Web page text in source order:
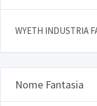
WYETH INDUSTRIA
Nome Fantasia